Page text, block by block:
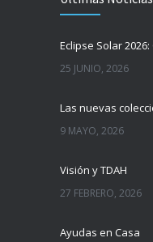
25 JUNIO, 2026
9 MAYO, 2026
Visión y TDAH
27 FEBRERO, 2026
Ayudas en Casa